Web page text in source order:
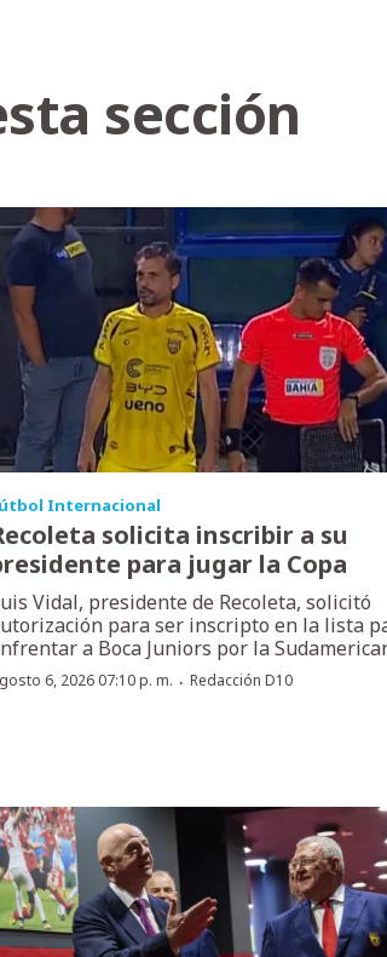
sección
Internacional
solicita inscribir a su
para jugar la Copa
Vidal, presidente de Recoleta, solicitó
para ser inscripto en la lista
a Boca Juniors por la
6, 2026 07:10 p. m. ·Redacción D10